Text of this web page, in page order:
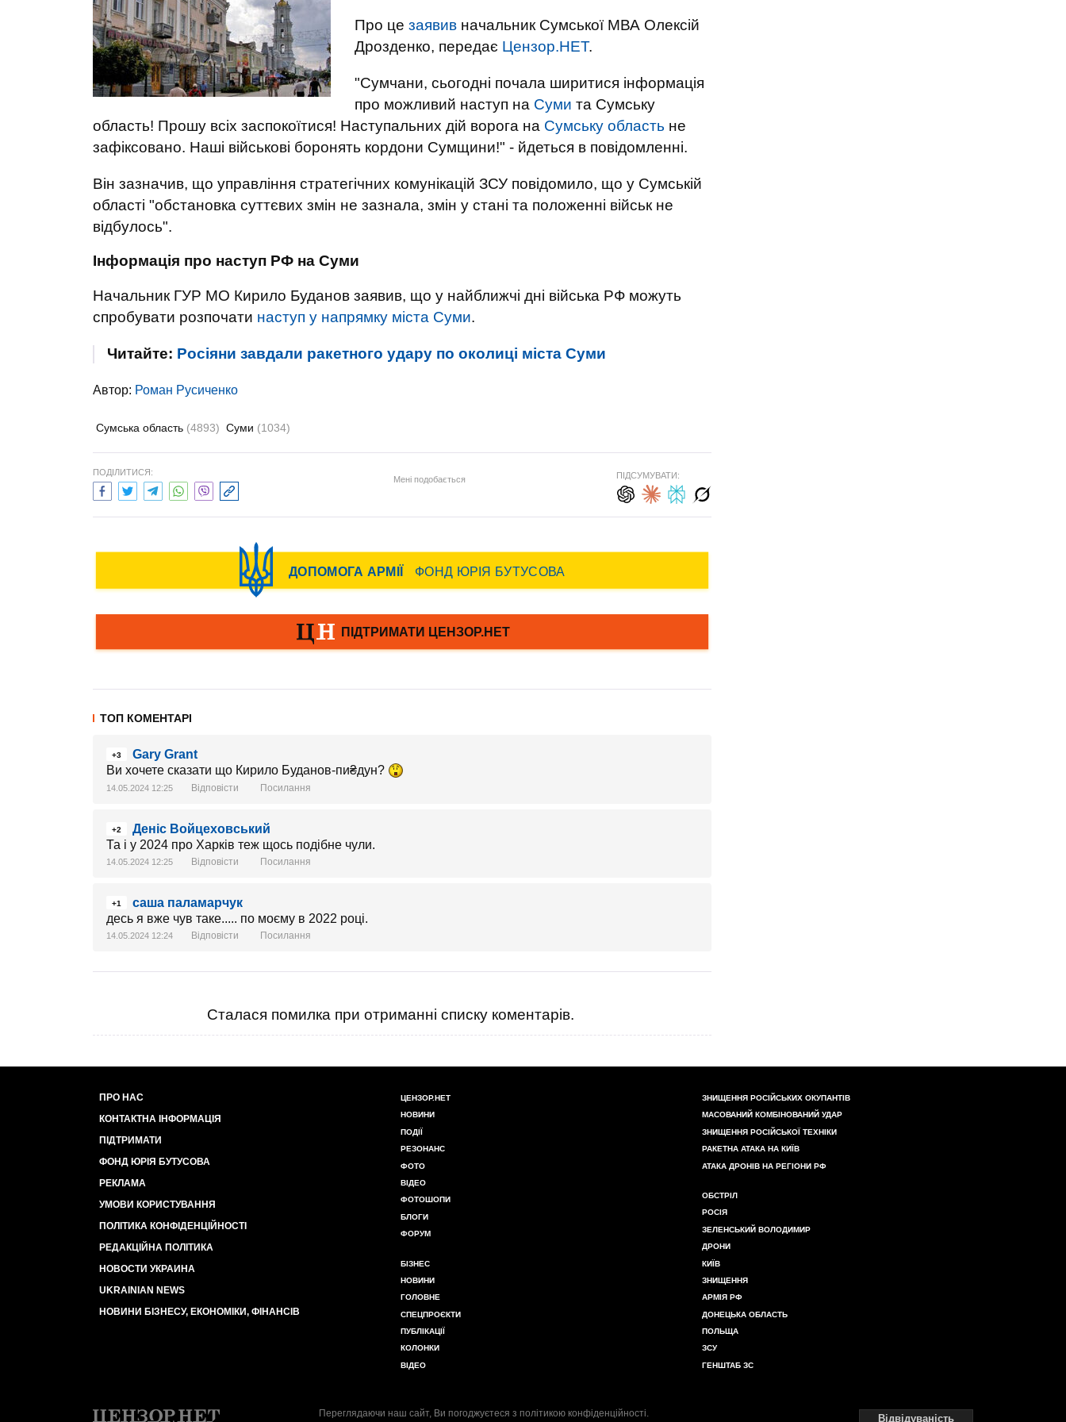
Про це заявив начальник Сумської МВА Олексій
Дрозденко, передає Цензор.НЕТ.
"Сумчани, сьогодні почала ширитися інформація
про можливий наступ на Суми та Сумську
область! Прошу всіх заспокоїтися! Наступальних дій ворога на Сумську область не
зафіксовано. Наші військові боронять кордони Сумщини!" - йдеться в повідомленні.
Він зазначив, що управління стратегічних комунікацій ЗСУ повідомило, що у Сумській
області "обстановка суттєвих змін не зазнала, змін у стані та положенні військ не
відбулось".
Інформація про наступ РФ на Суми
Начальник ГУР МО Кирило Буданов заявив, що у найближчі дні війська РФ можуть
спробувати розпочати наступ у напрямку міста Суми.
Читайте: Росіяни завдали ракетного удару по околиці міста Суми
Автор: Роман Русиченко
Сумська область (4893) Суми (1034)
ПОДІЛИТИСЯ:
Мені подобається ПІДСУМУВАТИ:
ТОП КОМЕНТАРІ
+3
Gary Grant
Ви хочете сказати що Кирило Буданов-пи₴дун?
14.05.2024 12:25 Відповісти Посилання
+2
Деніс Войцеховський
Та і у 2024 про Харків теж щось подібне чули.
14.05.2024 12:25 Відповісти Посилання
+1
саша паламарчук
десь я вже чув таке..... по моєму в 2022 році.
14.05.2024 12:24 Відповісти Посилання
Сталася помилка при отриманні списку коментарів.
ПРО НАС
КОНТАКТНА ІНФОРМАЦІЯ
ПІДТРИМАТИ
ФОНД ЮРІЯ БУТУСОВА
РЕКЛАМА
УМОВИ КОРИСТУВАННЯ
ПОЛІТИКА КОНФІДЕНЦІЙНОСТІ
РЕДАКЦІЙНА ПОЛІТИКА
НОВОСТИ УКРАИНА
UKRAINIAN NEWS
НОВИНИ БІЗНЕСУ, ЕКОНОМІКИ, ФІНАНСІВ
ЦЕНЗОР.НЕТ
НОВИНИ
ПОДІЇ
РЕЗОНАНС
ФОТО
ВІДЕО
ФОТОШОПИ
БЛОГИ
ФОРУМ
БІЗНЕС
НОВИНИ
ГОЛОВНЕ
СПЕЦПРОЄКТИ
ПУБЛІКАЦІЇ
КОЛОНКИ
ВІДЕО
ЗНИЩЕННЯ РОСІЙСЬКИХ ОКУПАНТІВ
МАСОВАНИЙ КОМБІНОВАНИЙ УДАР
ЗНИЩЕННЯ РОСІЙСЬКОЇ ТЕХНІКИ
РАКЕТНА АТАКА НА КИЇВ
АТАКА ДРОНІВ НА РЕГІОНИ РФ
ОБСТРІЛ
РОСІЯ
ЗЕЛЕНСЬКИЙ ВОЛОДИМИР
ДРОНИ
КИЇВ
ЗНИЩЕННЯ
АРМІЯ РФ
ДОНЕЦЬКА ОБЛАСТЬ
ПОЛЬЩА
ЗСУ
ГЕНШТАБ ЗС
Переглядаючи наш сайт, Ви погоджуєтеся з політикою конфіденційності. Відвідуваність